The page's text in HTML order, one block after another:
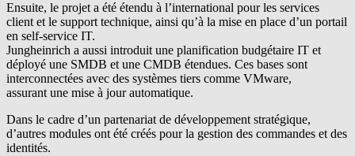
Ensuite, le projet a été étendu à l’international pour les services
client et le support technique, ainsi qu’à la mise en place d’un portail
en self-service IT.
Jungheinrich a aussi introduit une planification budgétaire IT et
déployé une SMDB et une CMDB étendues. Ces bases sont
interconnectées avec des systèmes tiers comme VMware,
assurant une mise à jour automatique.
Dans le cadre d’un partenariat de développement stratégique,
d’autres modules ont été créés pour la gestion des commandes et des
identités.